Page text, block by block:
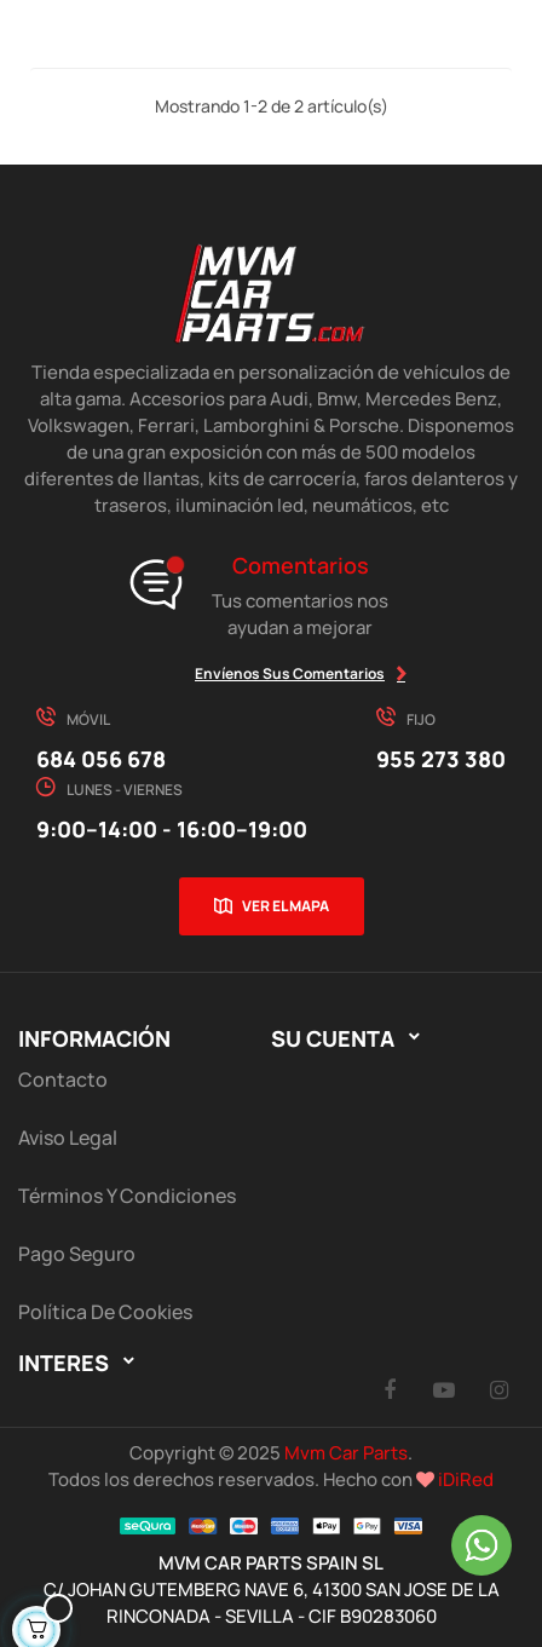
Mostrando 1-2 de 2 artículo(s)
Tienda especializada en personalización de vehículos de
alta gama. Accesorios para Audi, Bmw, Mercedes Benz,
Volkswagen, Ferrari, Lamborghini & Porsche. Disponemos
de una gran exposición con más de 500 modelos
diferentes de llantas, kits de carrocería, faros delanteros y
traseros, iluminación led, neumáticos, etc
Comentarios
Tus comentarios nos
ayudan a mejorar
Envíenos Sus Comentarios
MÓVIL
684 056 678
FIJO
955 273 380
LUNES - VIERNES
9:00–14:00 - 16:00–19:00
VER EL MAPA
INFORMACIÓN
Contacto
Aviso Legal
Términos Y Condiciones
Pago Seguro
Política De Cookies
SU CUENTA 
INTERES 
Facebook
Copyright © 2025 Mvm Car Parts.
Todos los derechos reservados. Hecho con
iDiRed
MVM CAR PARTS SPAIN SL
C/ JOHAN GUTEMBERG NAVE 6, 41300 SAN JOSE DE LA
RINCONADA - SEVILLA - CIF B90283060